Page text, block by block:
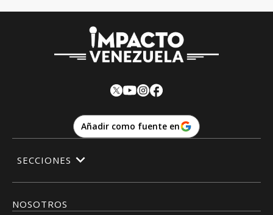
Añadir como fuente en
NOSOTROS
SECCIONES